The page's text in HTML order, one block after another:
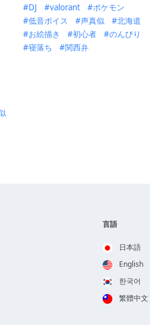
DJ
valorant
ポケモン
低音ボイス
声真似
北海道
お絵描き
初心者
のんびり
寝落ち
関西弁
言語
日本語
English
한국어
繁體中文